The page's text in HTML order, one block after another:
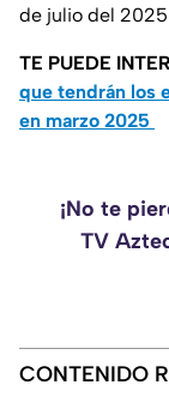
de julio del
TE PUEDE
que tendrán los
en marzo 2025
¡No te
TV
CONTENIDO